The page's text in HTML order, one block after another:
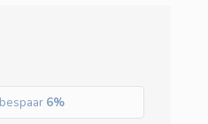
6%